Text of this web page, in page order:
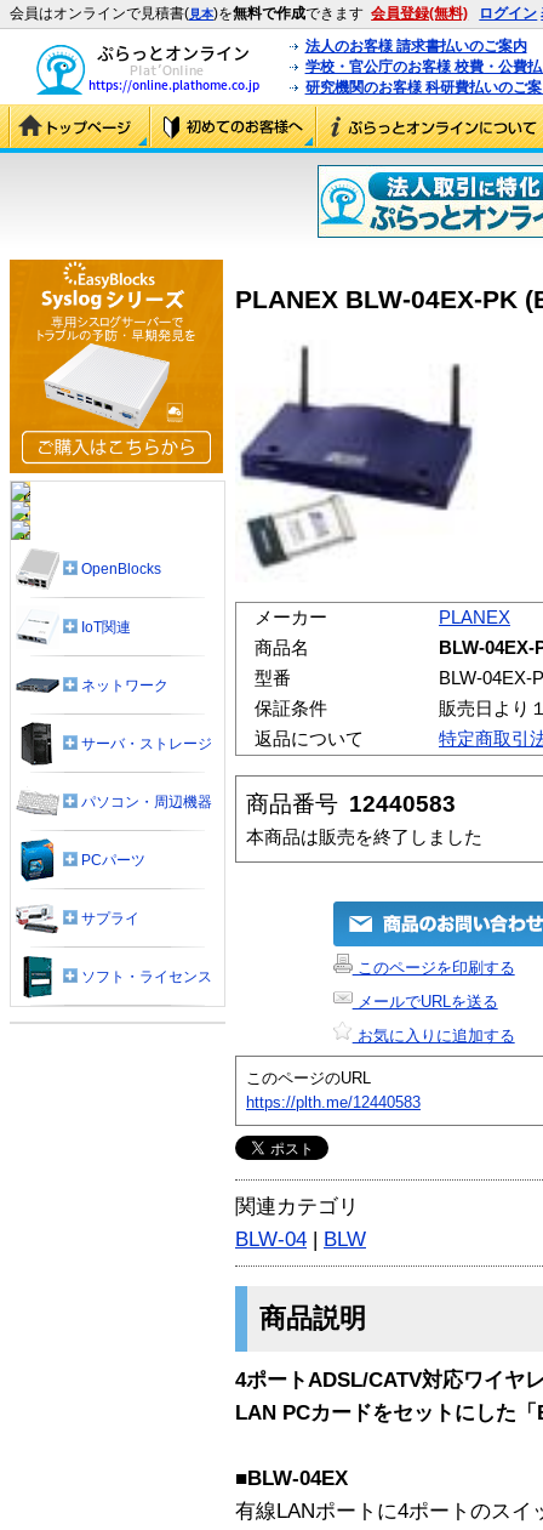
会員はオンラインで見積書(見本)を無料で作成できます 会員登録(無料) ログイン
法人のお客様 請求書払いのご案内
学校・官公庁のお客様 校費・公費
研究機関のお客様 科研費払いのご
PLANEX BLW-04EX-PK
メーカー
PLANEX
商品名
BLW-04EX-
型番
BLW-04EX-
保証条件
販売日より
返品について
特定商取引
商品番号 12440583
本商品は販売を終了しました
このページを印刷する
メールでURLを送る
お気に入りに追加する
このページのURL
https://plth.me/12440583
関連カテゴリ
BLW-04 | BLW
商品説明
4ポートADSL/CATV対応ワイヤ
LAN PCカードをセットにした
■BLW-04EX
有線LANポートに4ポートのス
OpenBlocks
IoT関連
ネットワーク
サーバ・ストレージ
パソコン・周辺機器
PCパーツ
サプライ
ソフト・ライセンス